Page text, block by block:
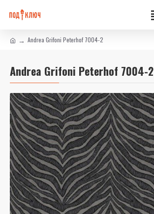
Andrea Grifoni Peterhof 7004-2
Andrea Grifoni Peterhof 7004-2